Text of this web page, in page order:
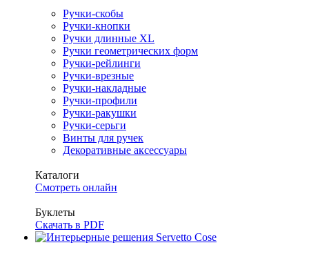
Ручки-скобы
Ручки-кнопки
Ручки длинные XL
Ручки геометрических форм
Ручки-рейлинги
Ручки-врезные
Ручки-накладные
Ручки-профили
Ручки-ракушки
Ручки-серьги
Винты для ручек
Декоративные аксессуары
Каталоги
Смотреть онлайн
Буклеты
Скачать в PDF